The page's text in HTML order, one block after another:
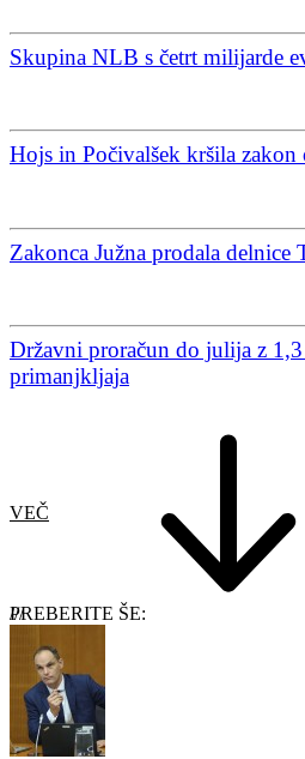
Skupina NLB s četrt milijarde
Hojs in Počivalšek kršila zakon
Zakonca Južna prodala delnice
Državni proračun do julija z
primanjkljaja
VEČ
PREBERITE ŠE: